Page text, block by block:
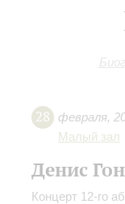
28 февраля,
Малый зал
Денис
Концерт 12-го